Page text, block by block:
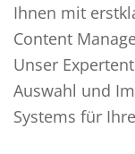
Ihnen mit
Content
Unser
Auswahl und
Systems für